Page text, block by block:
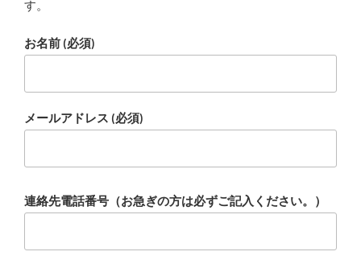
す。
お名前 (必須)
メールアドレス (必須)
連絡先電話番号（お急ぎの方は必ずご記入ください。）